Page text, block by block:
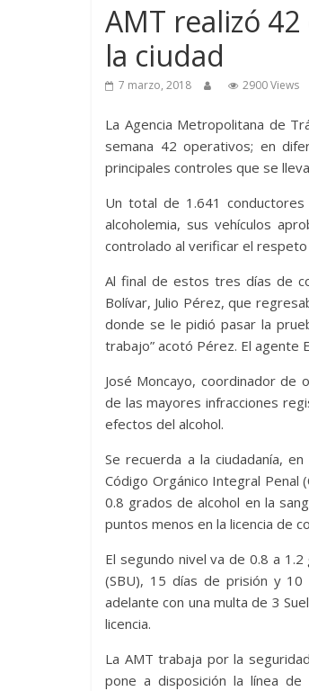
AMT realizó
la ciudad
7 marzo, 2018 2900 Views
La Agencia Metropolitana de
semana 42 operativos; en
principales controles que se
Un total de 1.641
alcoholemia, sus vehículos
controlado al verificar el respeto
Al final de estos tres días de
Bolívar, Julio Pérez, que
donde se le pidió pasar la
trabajo” acotó Pérez. El agente
José Moncayo, coordinador de
de las mayores infracciones
efectos del alcohol.
Se recuerda a la ciudadanía,
Código Orgánico Integral Penal
0.8 grados de alcohol en la
puntos menos en la licencia de
El segundo nivel va de 0.8 a
(SBU), 15 días de prisión y
adelante con una multa de 3
licencia.
La AMT trabaja por la
pone a disposición la línea